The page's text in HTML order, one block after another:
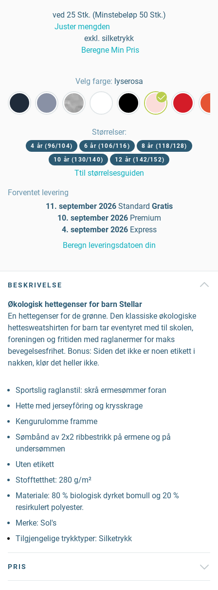
ved 25 Stk. (Minstebeløp 50 Stk.)
Juster mengden
exkl. silketrykk
Beregne Min Pris
Velg farge: lyserosa
Størrelser:
4 år (96/104) 6 år (106/116)
8 år (118/128)
10 år (130/140)
12 år (142/152)
Ttil størrelsesguiden
Forventet levering
11. september 2026 Standard Gratis
10. september 2026 Premium
4. september 2026 Express
Beregn leveringsdatoen din
BESKRIVELSE
Økologisk hettegenser for barn Stellar
En hettegenser for de grønne. Den klassiske økologiske
hettesweatshirten for barn tar eventyret med til skolen,
foreningen og fritiden med raglanermer for maks
bevegelsesfrihet. Bonus: Siden det ikke er noen etikett i
nakken, klør det heller ikke.
Sportslig raglanstil: skrå ermesømmer foran
Hette med jerseyfôring og krysskrage
Kengurulomme framme
Sømbånd av 2x2 ribbestrikk på ermene og på
undersømmen
Uten etikett
Stofftetthet: 280 g/m²
Materiale: 80 % biologisk dyrket bomull og 20 %
resirkulert polyester.
Merke: Sol's
Tilgjengelige trykktyper: Silketrykk
PRIS